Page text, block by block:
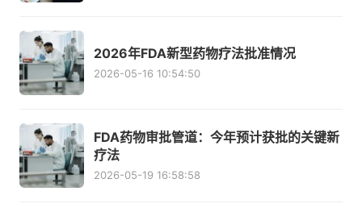
2026年FDA新型药物疗法批准情况
2026-05-16 10:54:50
FDA药物审批管道：今年预计获批的关键新
疗法
2026-05-19 16:58:58